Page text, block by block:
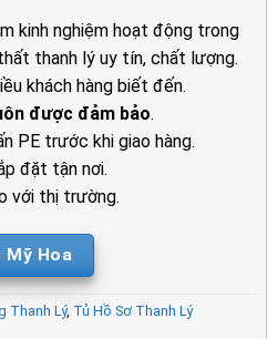
tại
là:
kinh nghiệm hoạt động trong
thanh lý uy tín, chất lượng.
khách hàng biết đến.
được đảm bảo.
PE trước khi giao hàng.
đặt tận nơi.
với thị trường.
Mỹ Hoa
Thanh Lý, Tủ Hồ Sơ Thanh Lý